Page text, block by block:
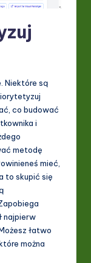
Niektóre są
co budować
i
metodę
mieć,
to skupić się
najpierw
łatwo
można